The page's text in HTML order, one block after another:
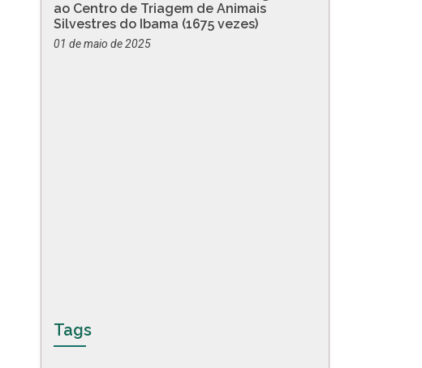
ao Centro de Triagem de Animais
Silvestres do Ibama (1675 vezes)
01 de maio de 2025
Tags